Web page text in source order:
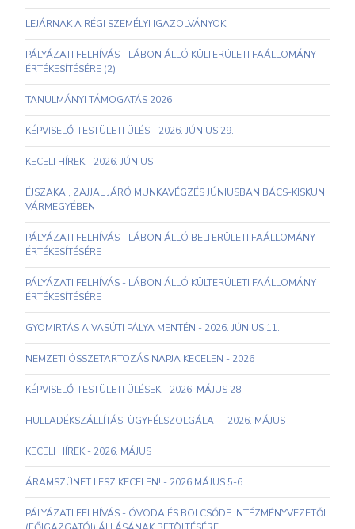
LEJÁRNAK A RÉGI SZEMÉLYI IGAZOLVÁNYOK
PÁLYÁZATI FELHÍVÁS - LÁBON ÁLLÓ KÜLTERÜLETI FAÁLLOMÁNY
ÉRTÉKESÍTÉSÉRE (2)
TANULMÁNYI TÁMOGATÁS 2026
KÉPVISELŐ-TESTÜLETI ÜLÉS - 2026. JÚNIUS 29.
KECELI HÍREK - 2026. JÚNIUS
ÉJSZAKAI, ZAJJAL JÁRÓ MUNKAVÉGZÉS JÚNIUSBAN BÁCS-KISKUN
VÁRMEGYÉBEN
PÁLYÁZATI FELHÍVÁS - LÁBON ÁLLÓ BELTERÜLETI FAÁLLOMÁNY
ÉRTÉKESÍTÉSÉRE
PÁLYÁZATI FELHÍVÁS - LÁBON ÁLLÓ KÜLTERÜLETI FAÁLLOMÁNY
ÉRTÉKESÍTÉSÉRE
GYOMIRTÁS A VASÚTI PÁLYA MENTÉN - 2026. JÚNIUS 11.
NEMZETI ÖSSZETARTOZÁS NAPJA KECELEN - 2026
KÉPVISELŐ-TESTÜLETI ÜLÉSEK - 2026. MÁJUS 28.
HULLADÉKSZÁLLÍTÁSI ÜGYFÉLSZOLGÁLAT - 2026. MÁJUS
KECELI HÍREK - 2026. MÁJUS
ÁRAMSZÜNET LESZ KECELEN! - 2026.MÁJUS 5-6.
PÁLYÁZATI FELHÍVÁS - ÓVODA ÉS BÖLCSŐDE INTÉZMÉNYVEZETŐI